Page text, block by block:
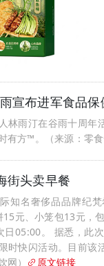
宣布进军食品
林雨汀在谷雨十周年
有方™。（来源：零食
街头卖早餐
知名奢侈品品牌纪
元、小笼包13元，
日05:00。 据悉，此
时快闪活动。目前
）
原文链接